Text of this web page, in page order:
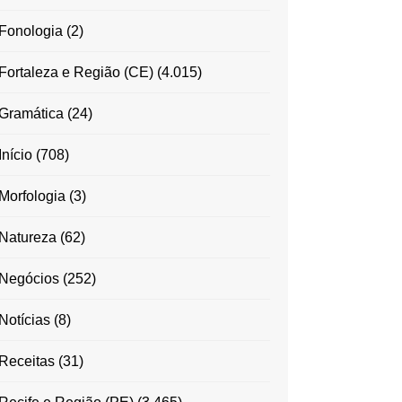
(2)
e Região (CE)(4.015)
(24)
(708)
(3)
(62)
(252)
(8)
(31)